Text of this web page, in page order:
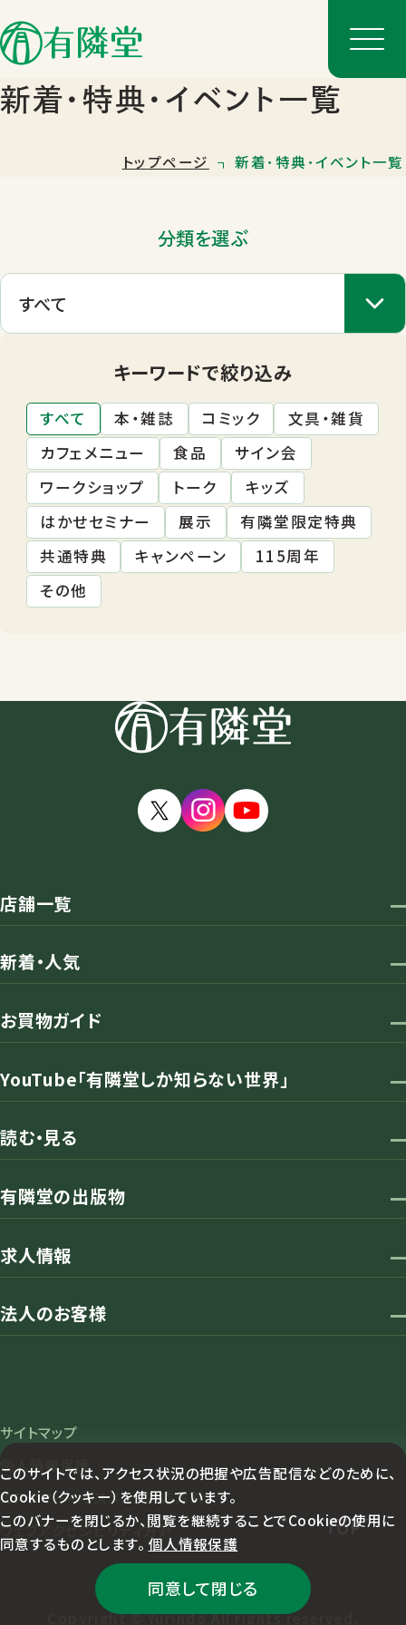
店舗一覧
店舗のご案内
このサイトでは、アクセス状況の把握や広告配信などのために、
Cookie（クッキー）を使用しています。
このバナーを閉じるか、閲覧を継続することでCookieの使用に
同意するものとします。 個人情報保護
同意して閉じる
新着･特典･イベント一覧
トップページ 新着･特典･イベント一覧
分類を選ぶ
キーワードで絞り込み
すべて 本・雑誌 コミック
文具・雑貨
カフェメニュー
食品
サイン会
ワークショップ
トーク
キッズ
はかせセミナー
展示
有隣堂限定特典
共通特典
キャンペーン
115周年
その他
店舗一覧
新着・人気
お買物ガイド
YouTube「有隣堂しか知らない世界」
読む・見る
有隣堂の出版物
求人情報
法人のお客様
サイトマップ
個人情報保護
カスタマーハラスメント対応方針
ウェブアクセシビリティ方針
Copyright © Yurindo All rights reserved.
TOP